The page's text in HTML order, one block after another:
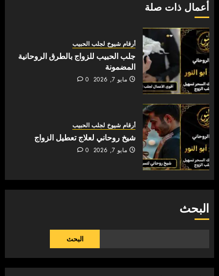
أعمال ذات صلة
أرقام شيوخ لجلب الحبيب
جلب الحبيب للزواج بالطرق الروحانية
المضمونة
مايو 7, 2026 0
أرقام شيوخ لجلب الحبيب
شيخ روحاني لعلاج تعطيل الزواج
مايو 7, 2026 0
البحث
البحث